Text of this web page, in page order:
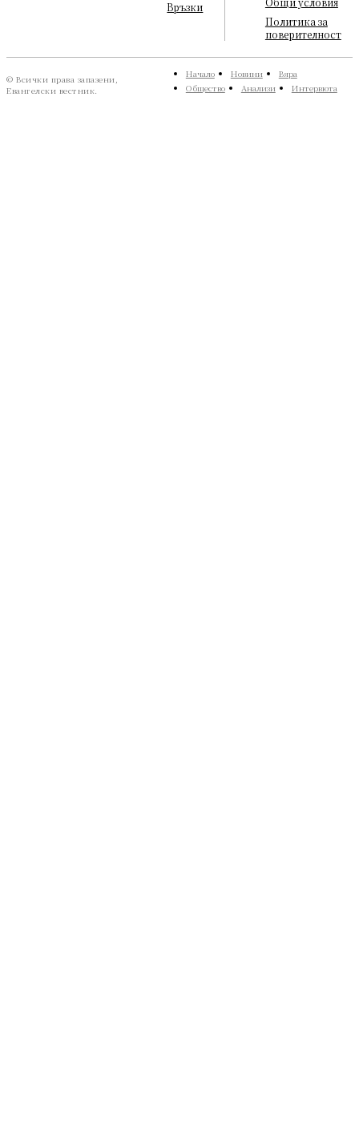
Връзки
Политика за
поверителност
© Всички права запазени,
Евангелски вестник.
Начало Новини
Вяра
Общество
Анализи Интервюта